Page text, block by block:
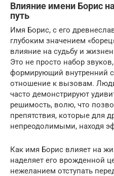
Влияние имени Борис
путь
Имя Борис, с его
глубоким значением
влияние на судьбу и
Это не просто набор
формирующий внутренний
отношение к вызовам.
часто демонстрируют
решимость, волю, что
препятствия, которые для
непреодолимыми, находя
Как имя Борис влияет на
наделяет его врожденной
нежеланием отступать